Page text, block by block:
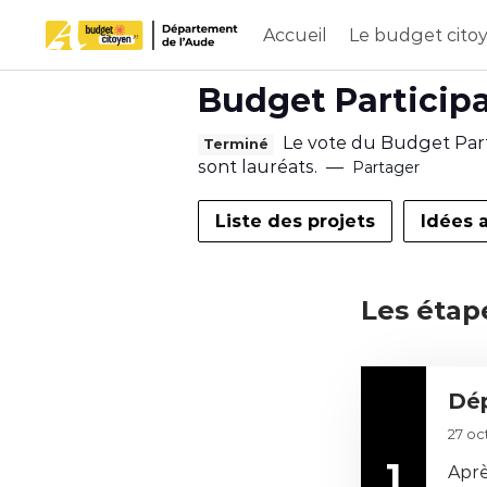
Aller au contenu principal
Paramètres d'accessibilité
Accueil Le budget
Budget
Terminé
Le vote du Budget
sont lauréats. — Partager
Liste des projets Idées
Les
É
1
27